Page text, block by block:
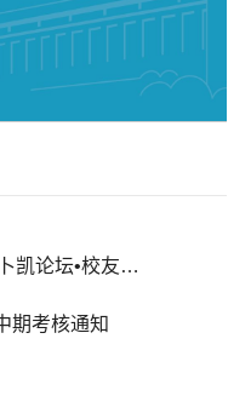
经济管理学院——卜凯论坛•校友论坛
期考核通知